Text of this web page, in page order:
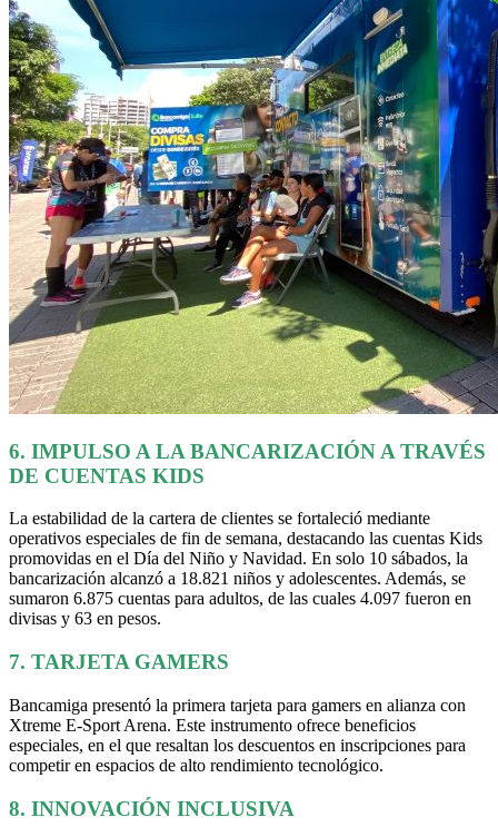
6. IMPULSO A LA BANCARIZACIÓN A TRAVÉS
DE CUENTAS KIDS
La estabilidad de la cartera de clientes se fortaleció mediante
operativos especiales de fin de semana, destacando las cuentas Kids
promovidas en el Día del Niño y Navidad. En solo 10 sábados, la
bancarización alcanzó a 18.821 niños y adolescentes. Además, se
sumaron 6.875 cuentas para adultos, de las cuales 4.097 fueron en
divisas y 63 en pesos.
7. TARJETA GAMERS
Bancamiga presentó la primera tarjeta para gamers en alianza con
Xtreme E-Sport Arena. Este instrumento ofrece beneficios
especiales, en el que resaltan los descuentos en inscripciones para
competir en espacios de alto rendimiento tecnológico.
8. INNOVACIÓN INCLUSIVA